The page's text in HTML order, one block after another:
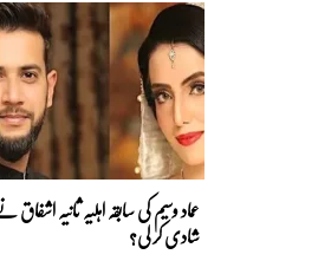
عماد وسیم کی سابقہ اہلیہ ثانیہ
شادی کر لی؟